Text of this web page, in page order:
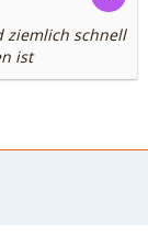
ziemlich schnell
ist